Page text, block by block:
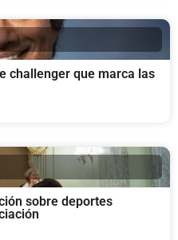
challenger que marca las
sobre deportes